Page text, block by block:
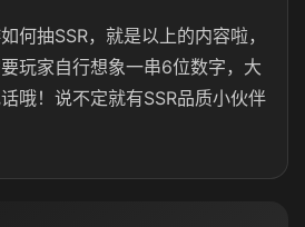
何抽SSR，就是以上的内容啦，
玩家自行想象一串6位数字，大
哦！说不定就有SSR品质小伙伴